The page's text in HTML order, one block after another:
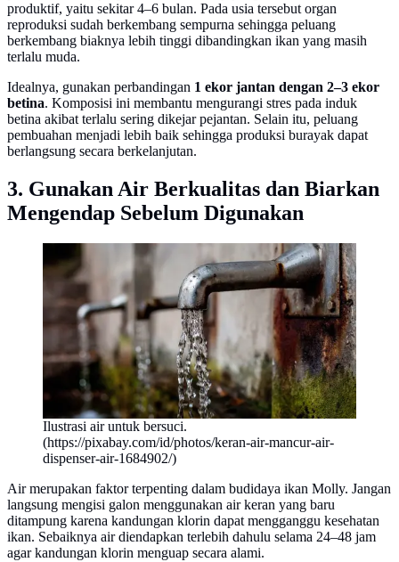
produktif, yaitu sekitar 4–6 bulan. Pada usia tersebut organ
reproduksi sudah berkembang sempurna sehingga peluang
berkembang biaknya lebih tinggi dibandingkan ikan yang masih
terlalu muda.
Idealnya, gunakan perbandingan 1 ekor jantan dengan 2–3 ekor
betina. Komposisi ini membantu mengurangi stres pada induk
betina akibat terlalu sering dikejar pejantan. Selain itu, peluang
pembuahan menjadi lebih baik sehingga produksi burayak dapat
berlangsung secara berkelanjutan.
3. Gunakan Air Berkualitas dan Biarkan
Mengendap Sebelum Digunakan
Ilustrasi air untuk bersuci.
(https://pixabay.com/id/photos/keran-air-mancur-air-
dispenser-air-1684902/)
Air merupakan faktor terpenting dalam budidaya ikan Molly. Jangan
langsung mengisi galon menggunakan air keran yang baru
ditampung karena kandungan klorin dapat mengganggu kesehatan
ikan. Sebaiknya air diendapkan terlebih dahulu selama 24–48 jam
agar kandungan klorin menguap secara alami.